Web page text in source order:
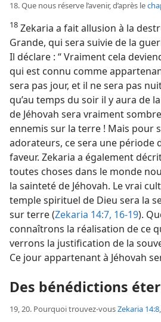
18. Que nous réserve l’avenir, d’après le
18 Zekaria a fait allusion à la
Grande, qui sera suivie de la
Il déclare : “ Vraiment cela
qui est connu comme
sera pas jour, et il ne sera pas
qu’au temps du soir il y aura de
de Jéhovah sera vraiment
ennemis sur la terre ! Mais pour
adorateurs, ce sera une période
faveur. Zekaria a également
toutes choses dans le monde
la sainteté de Jéhovah. Le vrai
temple spirituel de Dieu sera la
sur terre (Zekaria 14:7, 16-19).
connaîtrons la réalisation de ce
verrons la justification de la
Ce jour appartenant à Jéhovah
Des bénédictions
19, 20. Pourquoi trouvez-​vousZekaria